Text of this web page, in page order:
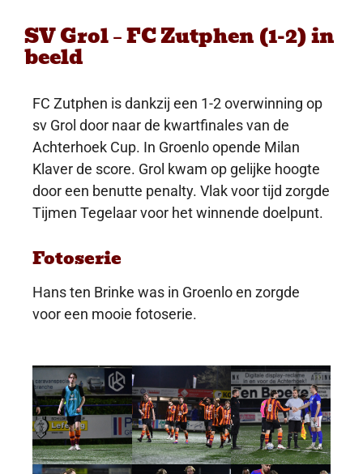
SV Grol – FC Zutphen (1-2) in
beeld
FC Zutphen is dankzij een 1-2 overwinning op
sv Grol door naar de kwartfinales van de
Achterhoek Cup. In Groenlo opende Milan
Klaver de score. Grol kwam op gelijke hoogte
door een benutte penalty. Vlak voor tijd zorgde
Tijmen Tegelaar voor het winnende doelpunt.
Fotoserie
Hans ten Brinke was in Groenlo en zorgde
voor een mooie fotoserie.